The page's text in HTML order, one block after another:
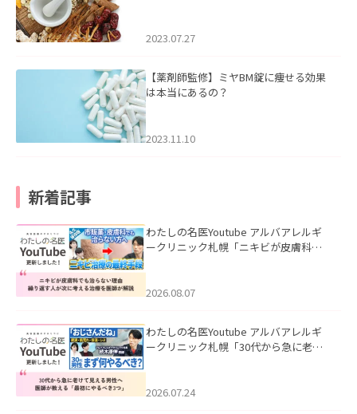
2023.07.27
【薬剤師監修】ミヤBM錠に痩せる効果
は本当にあるの？
2023.11.10
新着記事
わたしの名医Youtube アルバアレルギ
ークリニック札幌「ニキビが皮膚科で
ました。
2026.08.07
わたしの名医Youtube アルバアレルギ
ークリニック札幌「30代から急に老け
た。
2026.07.24